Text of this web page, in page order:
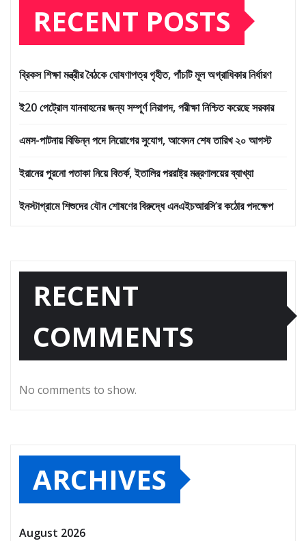
RECENT POSTS
ব্রিকস শিক্ষা মন্ত্রীর বৈঠকে ঘোষণাপত্র গৃহীত, পাঁচটি মূল অগ্রাধিকার নির্ধারণ
ই20 পেট্রোল যানবাহনের জন্য সম্পূর্ণ নিরাপদ, পরীক্ষা নিশ্চিত করেছে সরকার
এমস-পাটনায় বিভিন্ন পদে নিয়োগের সুযোগ, আবেদন শেষ তারিখ ২০ আগস্ট
ইরানের পুরনো পতাকা নিয়ে বিতর্ক, ইতালির পররাষ্ট্র মন্ত্রণালয়ের ব্যাখ্যা
ইনস্টাগ্রামে শিশুদের যৌন শোষণের বিরুদ্ধে এনএইচআরসি’র কঠোর পদক্ষেপ
RECENT
COMMENTS
No comments to show.
ARCHIVES
August 2026